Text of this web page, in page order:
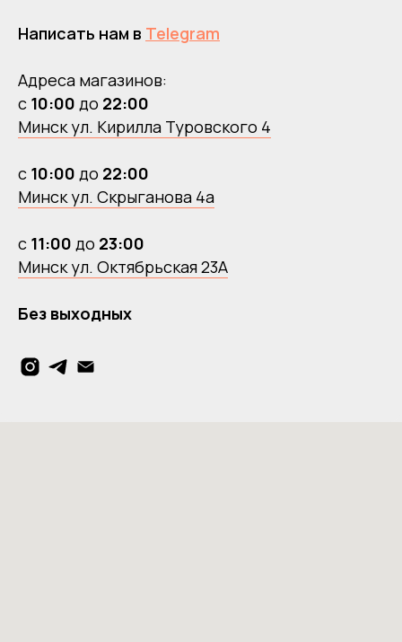
Написать нам в Telegram
Адреса магазинов:
с 10:00 до 22:00
Минск ул. Кирилла Туровского 4
с 10:00 до 22:00
Минск ул. Скрыганова 4а
с 11:00 до 23:00
Минск ул. Октябрьская 23А
Без выходных